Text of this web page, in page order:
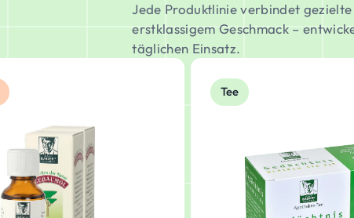
Jede Produktlinie verbindet
erstklassigem Geschmack –
täglichen Einsatz.
Tee